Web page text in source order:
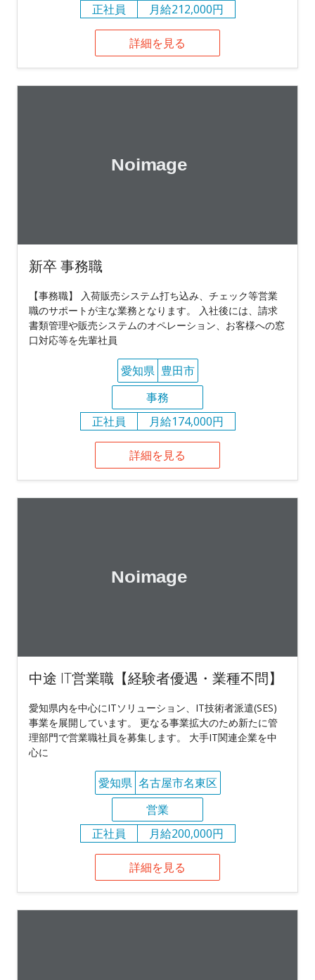
正社員
月給212,000円
詳細を見る
新卒 事務職
【事務職】 入荷販売システム打ち込み、チェック等営業
職のサポートが主な業務となります。 入社後には、請求
書類管理や販売システムのオペレーション、お客様への窓
口対応等を先輩社員
愛知県 豊田市
事務
正社員
月給174,000円
詳細を見る
中途 IT営業職【経験者優遇・業種不問】
愛知県内を中心にITソリューション、IT技術者派遣(SES)
事業を展開しています。 更なる事業拡大のため新たに管
理部門で営業職社員を募集します。 大手IT関連企業を中
心に
愛知県 名古屋市名東区
営業
正社員
月給200,000円
詳細を見る